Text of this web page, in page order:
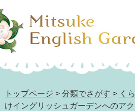
トップページ > 分類でさがす > く
けイングリッシュガーデンへのアク